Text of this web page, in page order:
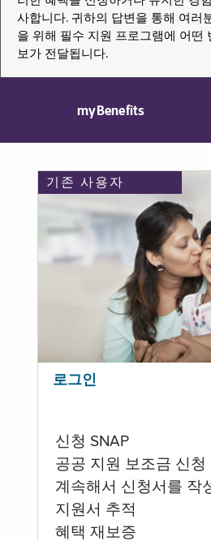
사합니다. 귀하의 답변을 통해 여러
을 위해 필수 지원 프로그램에 어떤
보가 전달됩니다.
myBenefits
기존 사용자
로그인
신청 SNAP
공공 지원 보조금 신청
계속해서 신청서를 작
지원서 추적
혜택 재보증